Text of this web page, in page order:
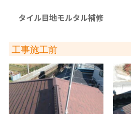
タイル目地モルタル補修
工事施工前